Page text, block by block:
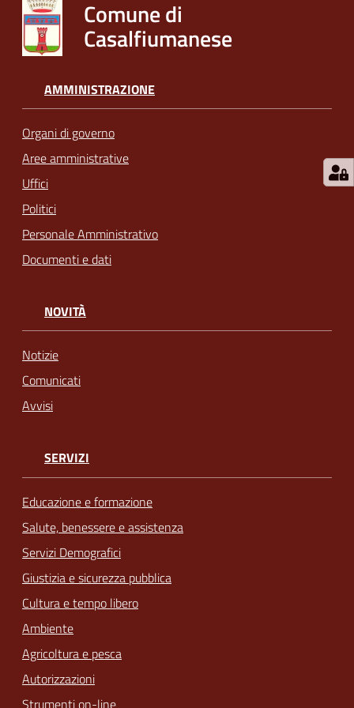
Comune di
Casalfiumanese
AMMINISTRAZIONE
Organi di governo
Aree amministrative
Uffici
Politici
Personale Amministrativo
Documenti e dati
NOVITÀ
Notizie
Comunicati
Avvisi
SERVIZI
Educazione e formazione
Salute, benessere e assistenza
Servizi Demografici
Giustizia e sicurezza pubblica
Cultura e tempo libero
Ambiente
Agricoltura e pesca
Autorizzazioni
Strumenti on-line